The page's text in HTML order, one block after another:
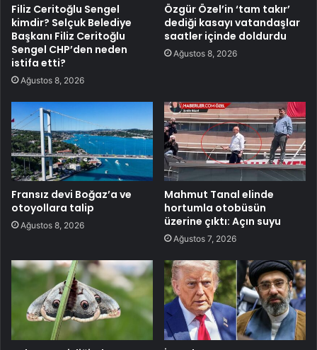
Filiz Ceritoğlu Sengel
kimdir? Selçuk Belediye
Başkanı Filiz Ceritoğlu
Sengel CHP’den neden
istifa etti?
Ağustos 8, 2026
Özgür Özel’in ‘tam takır’
dediği kasayı vatandaşlar
saatler içinde doldurdu
Ağustos 8, 2026
Fransız devi Boğaz’a ve
otoyollara talip
Ağustos 8, 2026
Mahmut Tanal elinde
hortumla otobüsün
üzerine çıktı: Açın suyu
Ağustos 7, 2026